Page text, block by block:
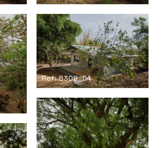
Ref: 8308_04